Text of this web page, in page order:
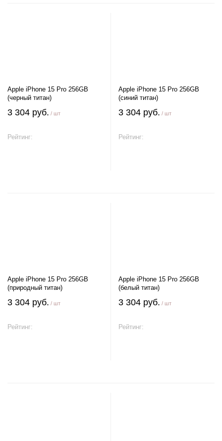
Apple iPhone 15 Pro 256GB
(черный титан)
3 304 руб. / шт
Рейтинг:
Apple iPhone 15 Pro 256GB
(синий титан)
3 304 руб. / шт
Рейтинг:
Apple iPhone 15 Pro 256GB
(природный титан)
3 304 руб. / шт
Рейтинг:
Apple iPhone 15 Pro 256GB
(белый титан)
3 304 руб. / шт
Рейтинг: